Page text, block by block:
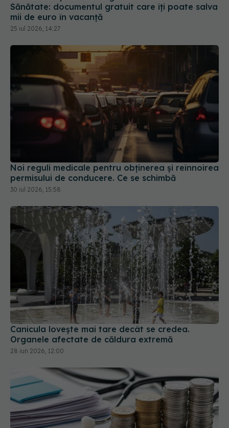
25 iul 2026, 14:27
Noi reguli medicale pentru obținerea și reînnoirea
permisului de conducere. Ce se schimbă
30 iul 2026, 15:58
Canicula lovește mai tare decât se credea.
Organele afectate de căldura extremă
28 iun 2026, 12:00